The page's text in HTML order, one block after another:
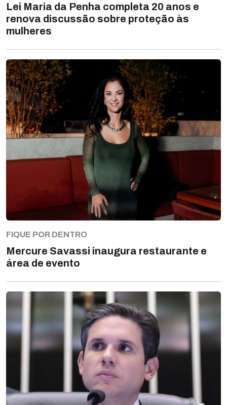
Lei Maria da Penha completa 20 anos e
renova discussão sobre proteção às
mulheres
FIQUE POR DENTRO
Mercure Savassi inaugura restaurante e
área de evento